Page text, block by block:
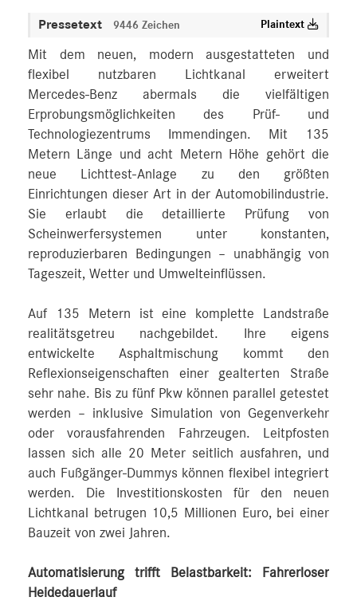
Pressetext 9446 Zeichen Plaintext
Mit dem neuen, modern ausgestatteten und
flexibel nutzbaren Lichtkanal erweitert
Mercedes‑Benz abermals die vielfältigen
Erprobungsmöglichkeiten des Prüf- und
Technologiezentrums Immendingen. Mit 135
Metern Länge und acht Metern Höhe gehört die
neue Lichttest-Anlage zu den größten
Einrichtungen dieser Art in der Automobilindustrie.
Sie erlaubt die detaillierte Prüfung von
Scheinwerfersystemen unter konstanten,
reproduzierbaren Bedingungen – unabhängig von
Tageszeit, Wetter und Umwelteinflüssen.
Auf 135 Metern ist eine komplette Landstraße
realitätsgetreu nachgebildet. Ihre eigens
entwickelte Asphaltmischung kommt den
Reflexionseigenschaften einer gealterten Straße
sehr nahe. Bis zu fünf Pkw können parallel getestet
werden – inklusive Simulation von Gegenverkehr
oder vorausfahrenden Fahrzeugen. Leitpfosten
lassen sich alle 20 Meter seitlich ausfahren, und
auch Fußgänger-Dummys können flexibel integriert
werden. Die Investitionskosten für den neuen
Lichtkanal betrugen 10,5 Millionen Euro, bei einer
Bauzeit von zwei Jahren.
Automatisierung trifft Belastbarkeit: Fahrerloser
Heidedauerlauf